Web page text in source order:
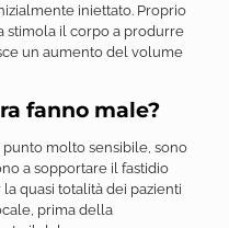
iniettato. Proprio
stimola il corpo a produrre
un aumento del volume
fanno male?
molto sensibile, sono
a sopportare il fastidio
quasi totalità dei pazienti
prima della